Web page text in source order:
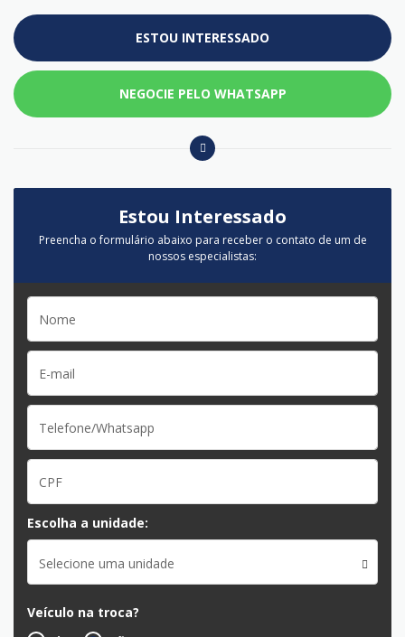
ESTOU INTERESSADO
NEGOCIE PELO WHATSAPP
Estou Interessado
Preencha o formulário abaixo para receber o contato de um de
nossos especialistas:
Escolha a unidade:
Selecione uma unidade
Veículo na troca?